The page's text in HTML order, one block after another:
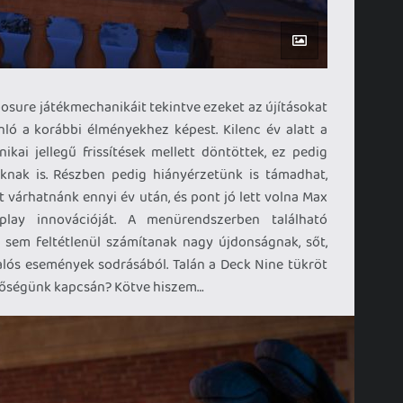
játékmechanikáit tekintve ezeket az újításokat
a korábbi élményekhez képest. Kilenc év alatt a
jellegű frissítések mellett döntöttek, ez pedig
is. Részben pedig hiányérzetünk is támadhat,
ennyi év után, és pont jó lett volna Max
innovációját. A menürendszerben található
feltétlenül számítanak nagy újdonságnak, sőt,
események sodrásából. Talán a Deck Nine tükröt
kapcsán? Kötve hiszem…